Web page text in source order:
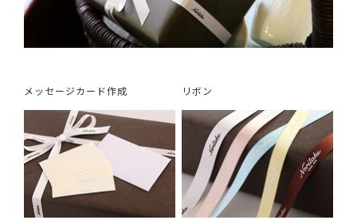
メッセージカード作成 リボン